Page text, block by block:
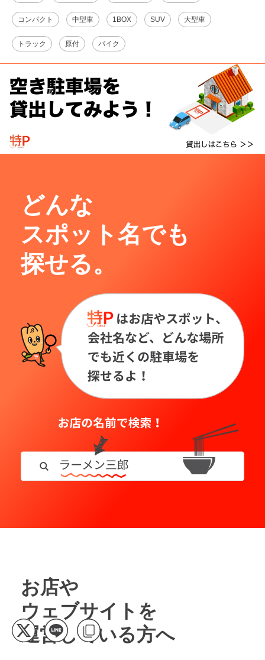
コンパクト 中型車 1BOX SUV 大型車
トラック 原付 バイク
どんな
スポット名でも
探せる。
お店や
ウェブサイトを
運営している方へ